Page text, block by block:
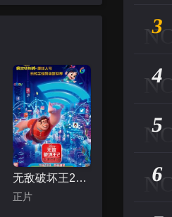
无敌破坏王2：大闹互联网
正片
NO
3
NO
4
NO
5
NO
6